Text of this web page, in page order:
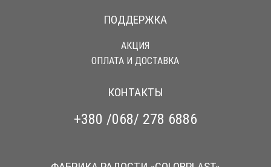
ПОДДЕРЖКА
АКЦИЯ
ОПЛАТА И ДОСТАВКА
КОНТАКТЫ
+380 /068/ 278 6886